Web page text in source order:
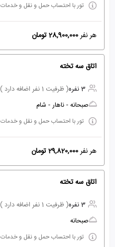
تور با احتساب حمل و نقل و خدمات
هر نفر28,900,000 تومان
اتاق سه تخته
3 نفره
( ظرفیت 1 نفر اضافه دارد )
صبحانه - ناهار - شام
تور با احتساب حمل و نقل و خدمات
هر نفر29,820,000 تومان
اتاق سه تخته
3 نفره
( ظرفیت 1 نفر اضافه دارد )
صبحانه
تور با احتساب حمل و نقل و خدمات